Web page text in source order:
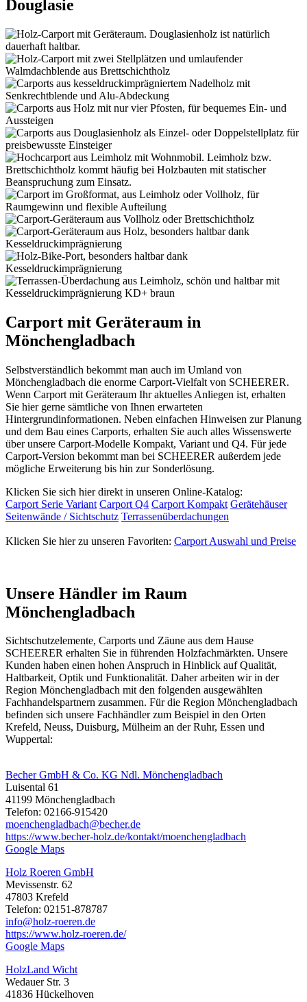
Douglasie
Carport mit Geräteraum in
Mönchengladbach
Selbstverständlich bekommt man auch im Umland von
Mönchengladbach die enorme Carport-Vielfalt von SCHEERER.
Wenn Carport mit Geräteraum Ihr aktuelles Anliegen ist, erhalten
Sie hier gerne sämtliche von Ihnen erwarteten
Hintergrundinformationen. Neben einfachen Hinweisen zur Planung
und dem Bau eines Carports, erhalten Sie auch alles Wissenswerte
über unsere Carport-Modelle Kompakt, Variant und Q4. Für jede
Carport-Version bekommt man bei SCHEERER außerdem jede
mögliche Erweiterung bis hin zur Sonderlösung.
Klicken Sie sich hier direkt in unseren Online-Katalog:
Carport Serie Variant Carport Q4 Carport Kompakt Gerätehäuser
Seitenwände / Sichtschutz Terrassenüberdachungen
Klicken Sie hier zu unseren Favoriten: Carport Auswahl und Preise
Unsere Händler im Raum
Mönchengladbach
Sichtschutzelemente, Carports und Zäune aus dem Hause
SCHEERER erhalten Sie in führenden Holzfachmärkten. Unsere
Kunden haben einen hohen Anspruch in Hinblick auf Qualität,
Haltbarkeit, Optik und Funktionalität. Daher arbeiten wir in der
Region Mönchengladbach mit den folgenden ausgewählten
Fachhandelspartnern zusammen. Für die Region Mönchengladbach
befinden sich unsere Fachhändler zum Beispiel in den Orten
Krefeld, Neuss, Duisburg, Mülheim an der Ruhr, Essen und
Wuppertal:
Becher GmbH & Co. KG Ndl. Mönchengladbach
Luisental 61
41199 Mönchengladbach
Telefon: 02166-915420
moenchengladbach@becher.de
https://www.becher-holz.de/kontakt/moenchengladbach
Google Maps
Holz Roeren GmbH
Mevissenstr. 62
47803 Krefeld
Telefon: 02151-878787
info@holz-roeren.de
https://www.holz-roeren.de/
Google Maps
HolzLand Wicht
Wedauer Str. 3
41836 Hückelhoven